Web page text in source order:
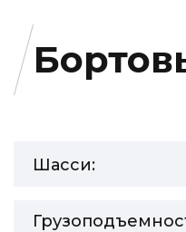
Шасси: